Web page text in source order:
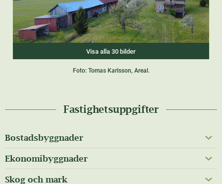
Visa alla 30 bilder
Foto: Tomas Karlsson, Areal.
Fastighetsuppgifter
Bostadsbyggnader
Ekonomibyggnader
Skog och mark